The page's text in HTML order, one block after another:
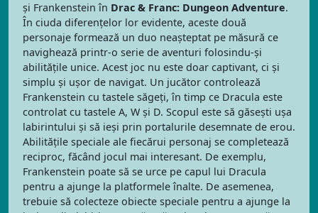
și Frankenstein în Drac & Franc: Dungeon Adventure.
În ciuda diferențelor lor evidente, aceste două
personaje formează un duo neașteptat pe măsură ce
navighează printr-o serie de aventuri folosindu-și
abilitățile unice. Acest joc nu este doar captivant, ci și
simplu și ușor de navigat. Un jucător controlează
Frankenstein cu tastele săgeți, în timp ce Dracula este
controlat cu tastele A, W și D. Scopul este să găsești ușa
labirintului și să ieși prin portalurile desemnate de erou.
Abilitățile speciale ale fiecărui personaj se completează
reciproc, făcând jocul mai interesant. De exemplu,
Frankenstein poate să se urce pe capul lui Dracula
pentru a ajunge la platformele înalte. De asemenea,
trebuie să colecteze obiecte speciale pentru a ajunge la